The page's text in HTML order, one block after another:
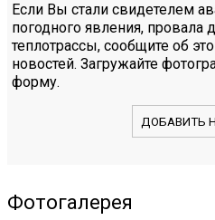
Если Вы стали свидетелем
погодного явления, провала
теплотрассы, сообщите об
новостей. Загружайте
форму.
ДОБАВИТЬ
Фотогалерея